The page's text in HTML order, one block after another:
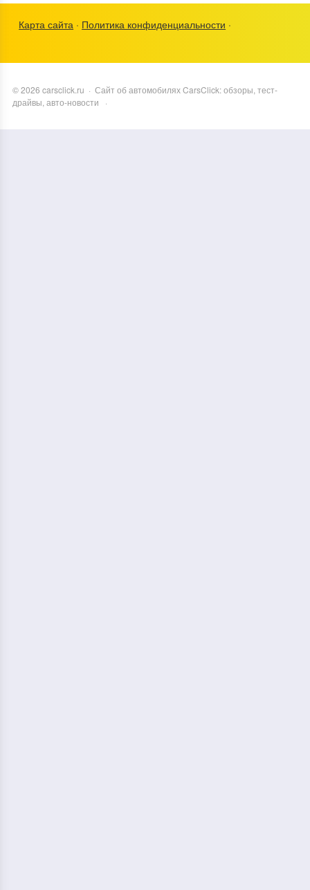
Карта сайта · Политика конфиденциальности ·
©2026 carsclick.ru · Сайт об автомобилях CarsClick: обзоры, тест-
драйвы, авто-новости
·